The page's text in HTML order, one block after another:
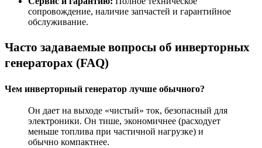
сопровождение, наличие запчастей и гарантийное
обслуживание.
Часто задаваемые вопросы об инверторных
генераторах (FAQ)
Чем инверторный генератор лучше обычного?
Он дает на выходе «чистый» ток, безопасный для
электроники. Он тише, экономичнее (расходует
меньше топлива при частичной нагрузке) и
обычно компактнее.